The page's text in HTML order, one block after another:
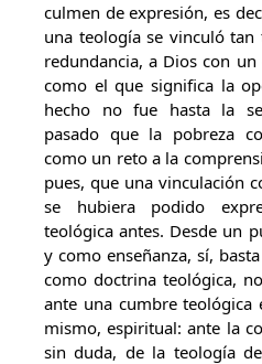
culmen de expresión, es
una teología se vinculó
redundancia, a Dios con
como el que significa la
hecho no fue hasta la
pasado que la pobreza
como un reto a la
pues, que una vinculación
se hubiera podido
teológica antes. Desde un
y como enseñanza, sí,
como doctrina teológica,
ante una cumbre
mismo, espiritual: ante la
sin duda, de la teología